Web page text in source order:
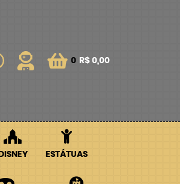
0 R$ 0,00
DISNEY ESTÁTUAS